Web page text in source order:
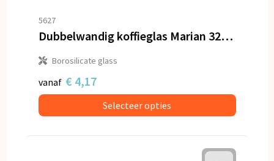
5627
Dubbelwandig koffieglas Marian 320 ml
Borosilicate glass
vanaf € 4,17
Selecteer opties